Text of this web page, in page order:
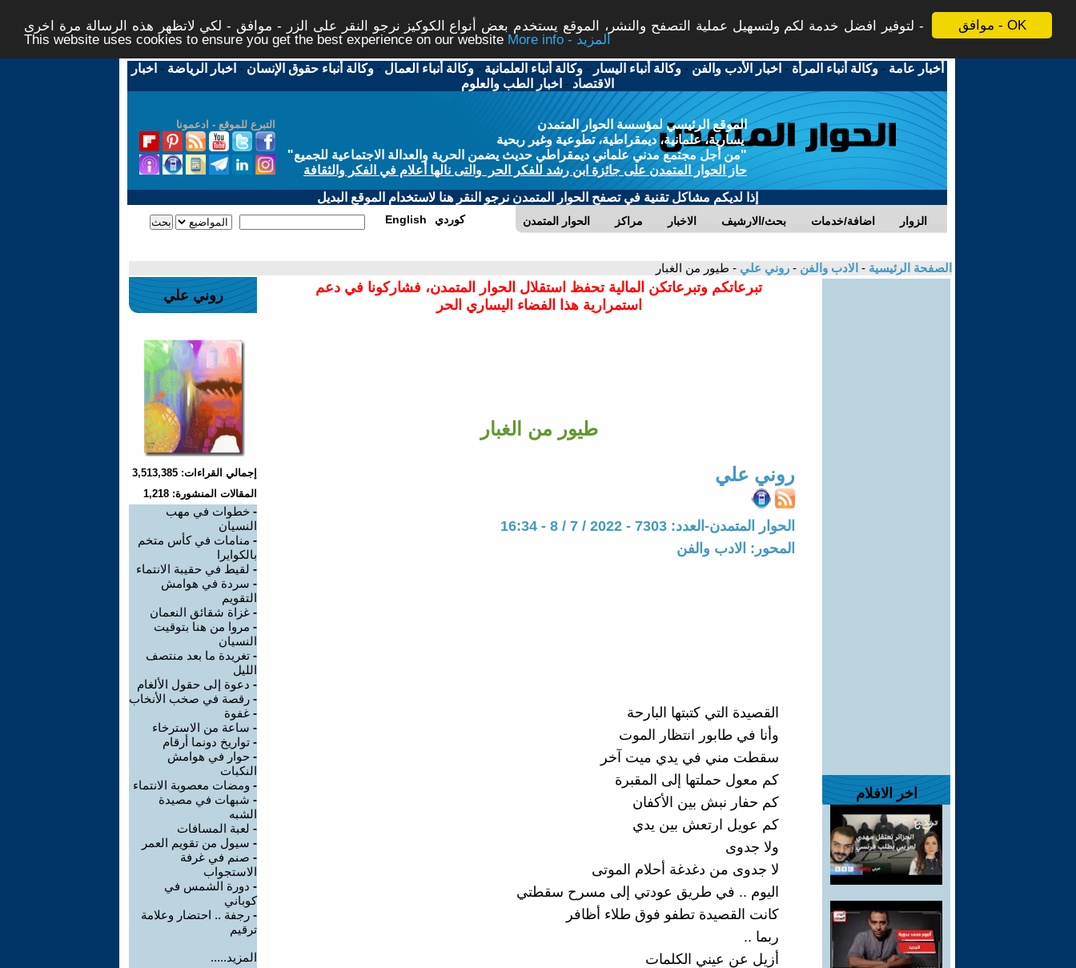
موافق - OK
لتوفير افضل خدمة لكم ولتسهيل عملية التصفح والنشر، الموقع يستخدم بعض أنواع الكوكيز نرجو النقر على الزر - موافق - لكي لاتظهر هذه الرسالة مرة اخرى -
This website uses cookies to ensure you get the best experience on our website
More info - المزيد
أخبار عامة -وكالة أنباء المرأة - اخبار الأدب والفن -وكالة أنباء اليسار -وكالة أنباء العلمانية -وكالة أنباء العمال -وكالة أنباء حقوق الإنسان - اخبار الرياضة - اخبار
الاقتصاد - اخبار الطب والعلوم
التبرع للموقع - ادعمونا
الموقع الرئيسي لمؤسسة الحوار المتمدن
يسارية، علمانية، ديمقراطية، تطوعية وغير ربحية
"من أجل مجتمع مدني علماني ديمقراطي حديث يضمن الحرية والعدالة الاجتماعية للجميع"
حاز الحوار المتمدن على جائزة ابن رشد للفكر الحر والتى نالها أعلام في الفكر والثقافة
إذا لديكم مشاكل تقنية في تصفح الحوار المتمدن نرجو النقر هنا لاستخدام الموقع البديل
الحوار المتمدن مراكز الاخبار بحث/الارشيف اضافة/خدمات الزوار English كوردي
الصفحة الرئيسية - الادب والفن - روني علي - طيور من الغبار
اخر الافلام
تبرعاتكم وتبرعاتكن المالية تحفظ استقلال الحوار المتمدن، فشاركونا في دعم
استمرارية هذا الفضاء اليساري الحر
طيور من الغبار
روني علي
الحوار المتمدن-العدد: 7303 - 2022 / 7 / 8 - 16:34
المحور: الادب والفن
القصيدة التي كتبتها البارحة
وأنا في طابور انتظار الموت
سقطت مني في يدي ميت آخر
كم معول حملتها إلى المقبرة
كم حفار نبش بين الأكفان
كم عويل ارتعش بين يدي
ولا جدوى
لا جدوى من دغدغة أحلام الموتى
اليوم .. في طريق عودتي إلى مسرح سقطتي
كانت القصيدة تطفو فوق طلاء أظافر
ربما ..
أزيل عن عيني الكلمات
روني علي
إجمالي القراءات: 3,513,385
المقالات المنشورة: 1,218
- خطوات في مهب
النسيان
- منامات في كأس متخم
بالكوايرا
- لقيط في حقيبة الانتماء
- سردة في هوامش
التقويم
- غزاة شقائق النعمان
- مروا من هنا بتوقيت
النسيان
- تغريدة ما بعد منتصف
الليل
- دعوة إلى حقول الألغام
- رقصة في صخب الأنخاب
- غفوة
- ساعة من الاسترخاء
- تواريخ دونما أرقام
- حوار في هوامش
النكبات
- ومضات معصوبة الانتماء
- شبهات في مصيدة
الشبه
- لعبة المسافات
- سيول من تقويم العمر
- صنم في غرفة
الاستجواب
- دورة الشمس في
كوباني
- رجفة .. احتضار وعلامة
ترقيم
المزيد.....